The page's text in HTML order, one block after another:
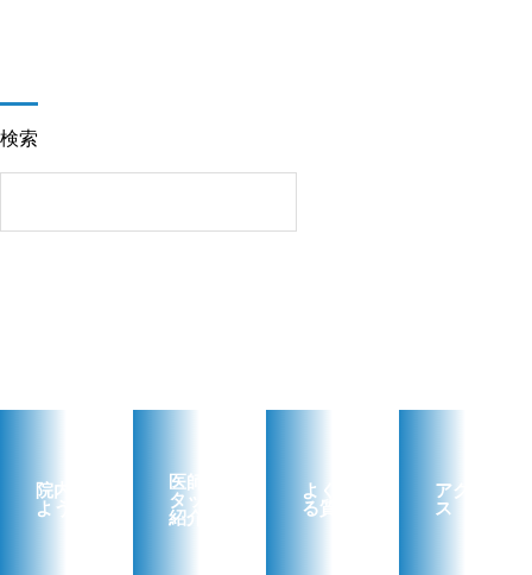
検索
院内の
ようす
医師‧ス
タッフ
紹介
よくあ
る質問
アクセ
ス